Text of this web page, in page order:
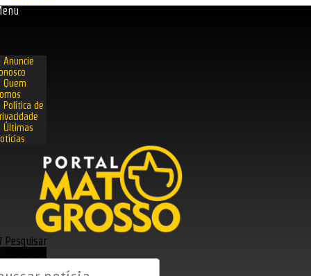
Anuncie
Quem
Política de
Últimas
Pesquisar